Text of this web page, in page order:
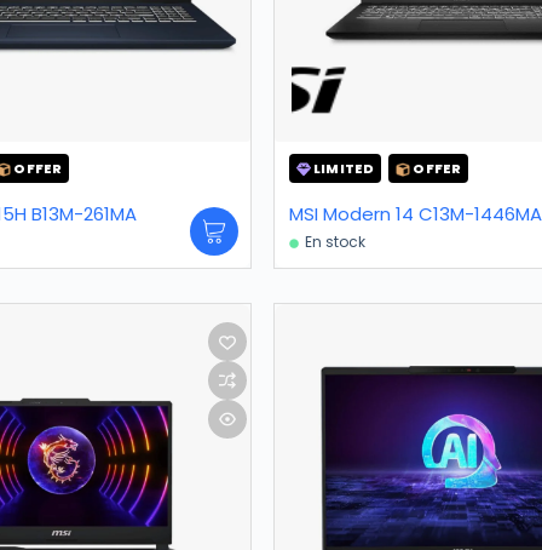
OFFER
B13M-261MA
LIMITED OFFER
MSI Modern 14 C13M-
En stock